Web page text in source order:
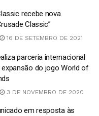
recebe nova
Classic”
16 DE SETEMBRO DE 2021
parceria internacional
do jogo World of
3 DE NOVEMBRO DE 2020
em resposta às